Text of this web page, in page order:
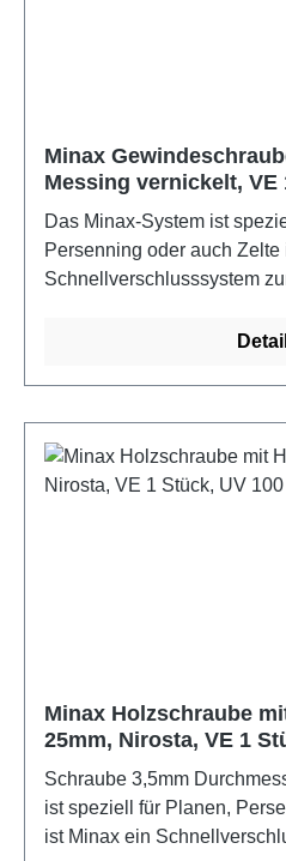
Minax
Messing vernickelt, VE
Stück
Das Minax-System ist
Persenning oder auch Zelte
Schnellverschlusssystem
Bootsdeck. Durch die
vernickelt
Minax Holzschraube
25mm, Nirosta, VE 1
Schraube 3,5mm
ist speziell für Planen,
ist Minax ein